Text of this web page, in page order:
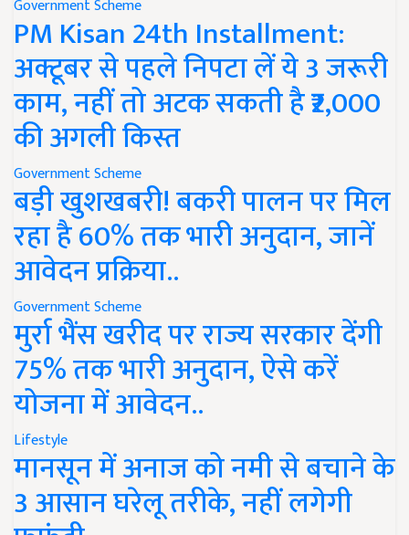
Government Scheme
PM Kisan 24th Installment:
अक्टूबर से पहले निपटा लें ये 3 जरूरी
काम, नहीं तो अटक सकती है ₹2,000
की अगली किस्त
Government Scheme
बड़ी खुशखबरी! बकरी पालन पर मिल
रहा है 60% तक भारी अनुदान, जानें
आवेदन प्रक्रिया..
Government Scheme
मुर्रा भैंस खरीद पर राज्य सरकार देंगी
75% तक भारी अनुदान, ऐसे करें
योजना में आवेदन..
Lifestyle
मानसून में अनाज को नमी से बचाने के
3 आसान घरेलू तरीके, नहीं लगेगी